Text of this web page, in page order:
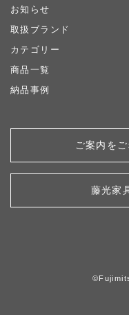
お知らせ
取扱ブランド
カテゴリー
商品一覧
納品事例
ご案内を
藤光家